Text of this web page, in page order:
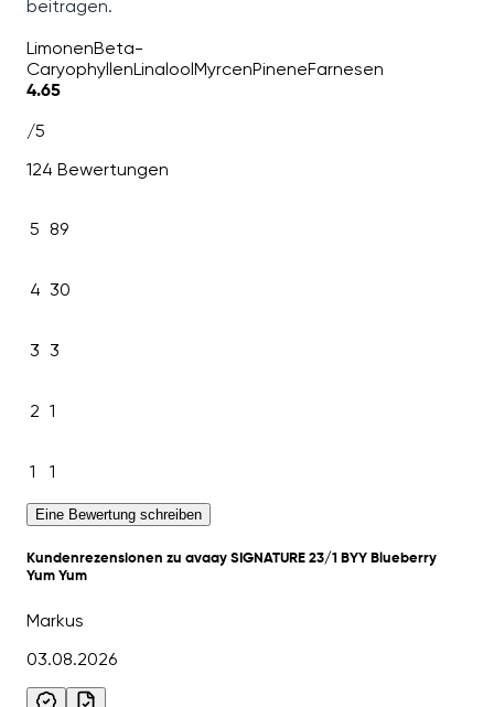
beitragen.
LimonenBeta-
CaryophyllenLinaloolMyrcenPineneFarnesen
4.65
/5
124 Bewertungen
5 89
4 30
3 3
2 1
1 1
Eine Bewertung schreiben
Kundenrezensionen zu avaay SIGNATURE 23/1 BYY Blueberry
Yum Yum
Markus
03.08.2026